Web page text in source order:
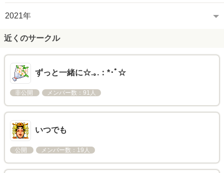
2021年
近くのサークル
ずっと一緒に☆.｡.：*･ﾟ☆
非公開 メンバー数：91人
いつでも
公開 メンバー数：19人